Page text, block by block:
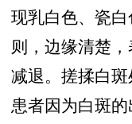
现乳白色、瓷
则，边缘清楚
减退。搓揉白
患者因为白斑